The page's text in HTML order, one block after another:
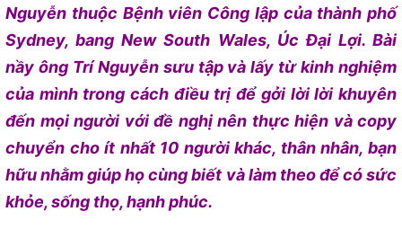
Nguyễn thuộc Bệnh viên Công lập của thành phố
Sydney, bang New South Wales, Úc Đại Lợi. Bài
nầy ông Trí Nguyễn sưu tập và lấy từ kinh nghiệm
của mình trong cách điều trị để gởi lời lời khuyên
đến mọi người với đề nghị nên thực hiện và copy
chuyển cho ít nhất 10 người khác, thân nhân, bạn
hữu nhằm giúp họ cùng biết và làm theo để có sức
khỏe, sống thọ, hạnh phúc.